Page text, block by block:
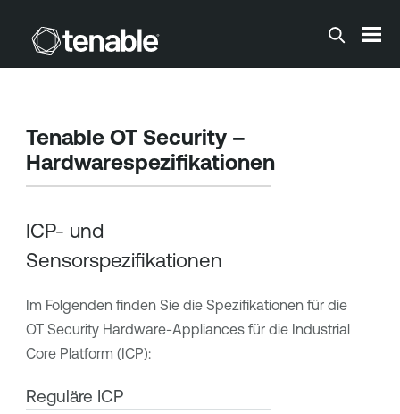
Zum Hauptinhalt springen
Tenable OT Security–
Hardwarespezifikationen
ICP- und
Sensorspezifikationen
Im Folgenden finden Sie die Spezifikationen für die
OT SecurityHardware-Appliances für die Industrial
Core Platform (ICP):
Reguläre ICP